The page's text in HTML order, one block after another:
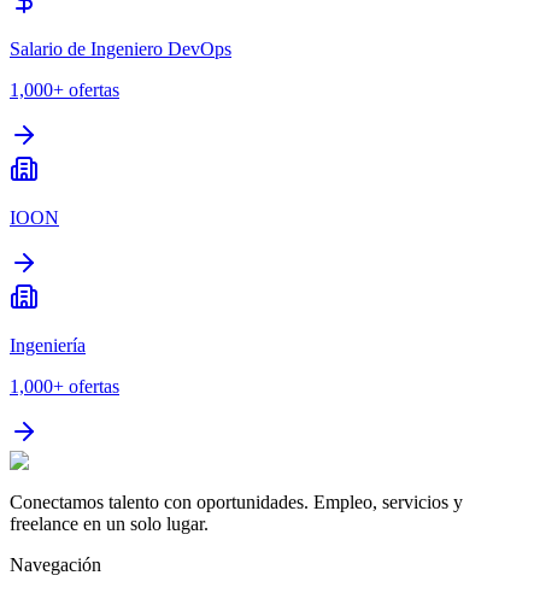
Salario de Ingeniero DevOps
1,000+ ofertas
IOON
Ingeniería
1,000+ ofertas
Conectamos talento con oportunidades. Empleo, servicios y
freelance en un solo lugar.
Navegación